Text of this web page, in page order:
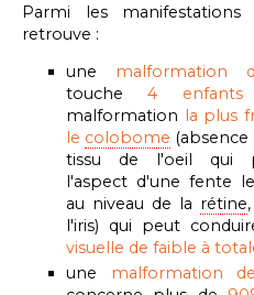
Parmi les manifestations
retrouve :
une malformation
touche 4
malformation la plus
le colobome
tissu de l'oeil qui
l'aspect d'une fente
au niveau de la rétine
l'iris) qui peut
visuelle de faible à
une malformation